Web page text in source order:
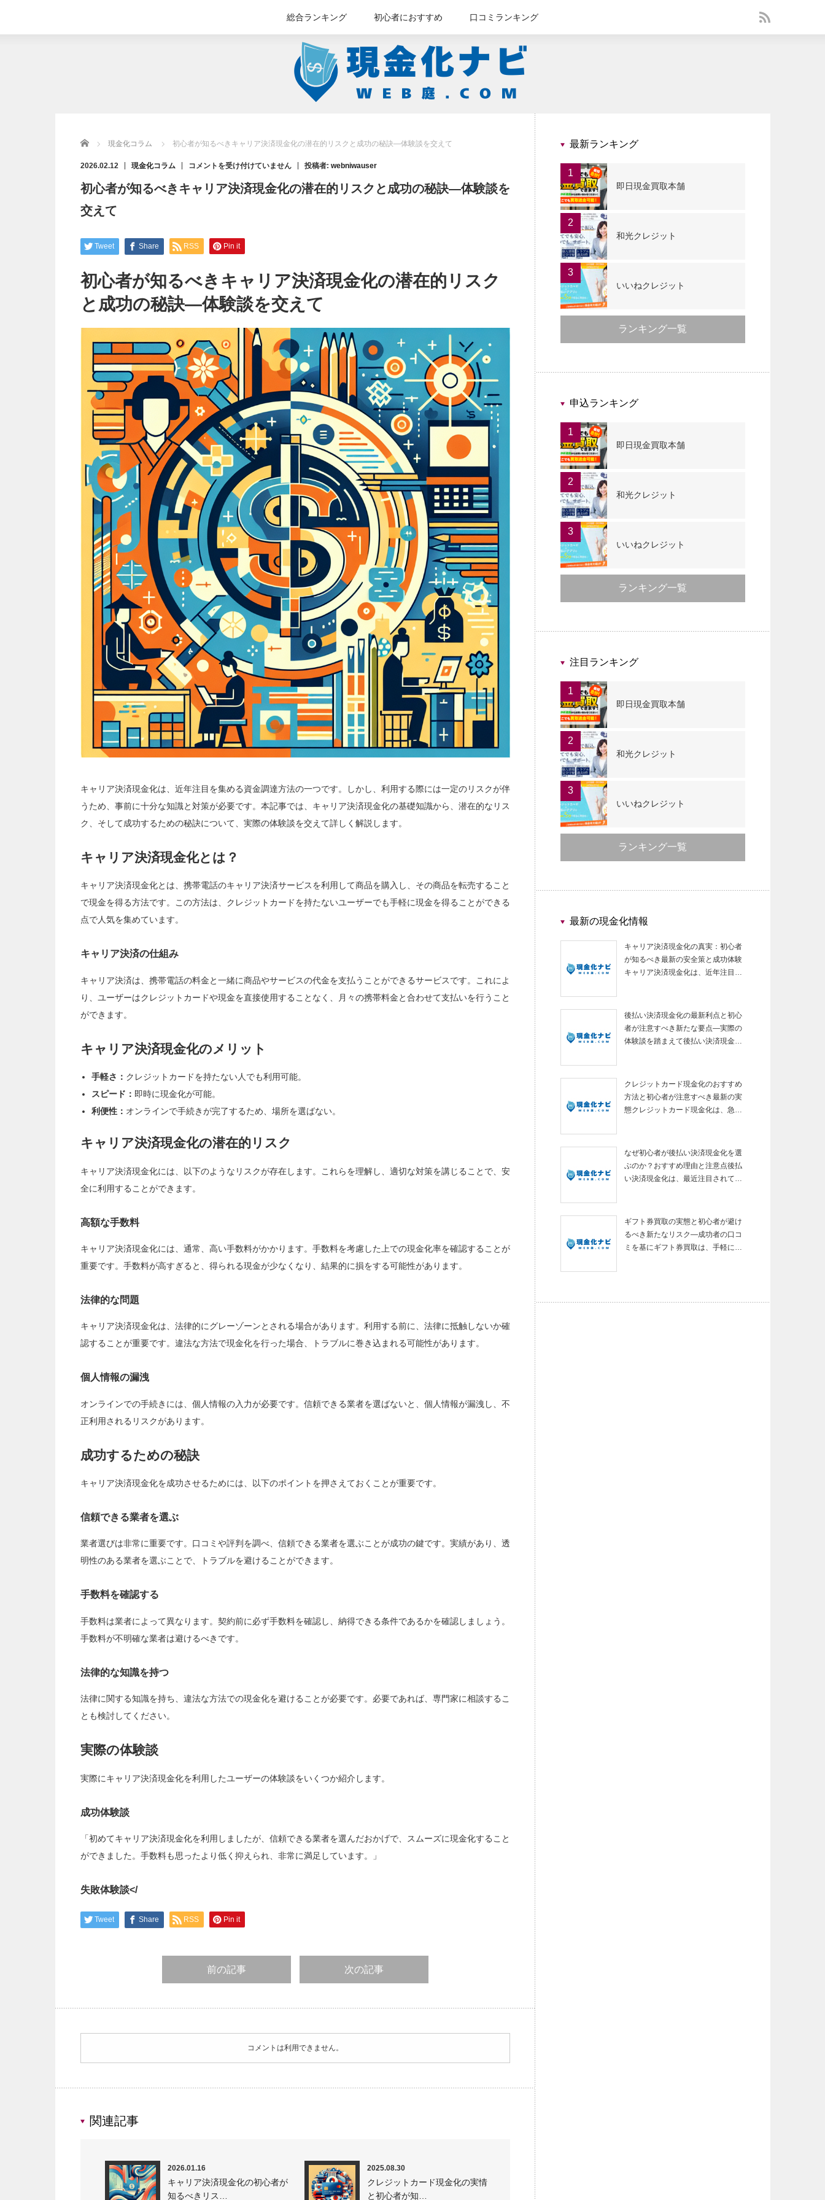
総合ランキング 初心者におすすめ 口コミランキング
Home 現金化コラム 初心者が知るべきキャリア決済現金化の潜在的リスクと成功の秘訣—体験談を交えて
2026.02.12 現金化コラム
初
が
リ
ア
決
金
化
在
ス
と
成
功
の
秘
訣
—
体
験
談
を
交
え
て
は
コメントを受け付けていません 投稿者: webniwauser
初心者が知るべきキャリア決済現金化の潜在的リスクと成功の秘訣—体験談を
交えて
Tweet Share RSS Pin it
初心者が知るべきキャリア決済現金化の潜在的リスク
と成功の秘訣—体験談を交えて
キャリア決済現金化は、近年注目を集める資金調達方法の一つです。しかし、利用する際には一定のリスクが伴
うため、事前に十分な知識と対策が必要です。本記事では、キャリア決済現金化の基礎知識から、潜在的なリス
ク、そして成功するための秘訣について、実際の体験談を交えて詳しく解説します。
キャリア決済現金化とは？
キャリア決済現金化とは、携帯電話のキャリア決済サービスを利用して商品を購入し、その商品を転売すること
で現金を得る方法です。この方法は、クレジットカードを持たないユーザーでも手軽に現金を得ることができる
点で人気を集めています。
キャリア決済の仕組み
キャリア決済は、携帯電話の料金と一緒に商品やサービスの代金を支払うことができるサービスです。これによ
り、ユーザーはクレジットカードや現金を直接使用することなく、月々の携帯料金と合わせて支払いを行うこと
ができます。
キャリア決済現金化のメリット
手軽さ： クレジットカードを持たない人でも利用可能。
スピード： 即時に現金化が可能。
利便性： オンラインで手続きが完了するため、場所を選ばない。
キャリア決済現金化の潜在的リスク
キャリア決済現金化には、以下のようなリスクが存在します。これらを理解し、適切な対策を講じることで、安
全に利用することができます。
高額な手数料
キャリア決済現金化には、通常、高い手数料がかかります。手数料を考慮した上での現金化率を確認することが
重要です。手数料が高すぎると、得られる現金が少なくなり、結果的に損をする可能性があります。
法律的な問題
キャリア決済現金化は、法律的にグレーゾーンとされる場合があります。利用する前に、法律に抵触しないか確
認することが重要です。違法な方法で現金化を行った場合、トラブルに巻き込まれる可能性があります。
個人情報の漏洩
オンラインでの手続きには、個人情報の入力が必要です。信頼できる業者を選ばないと、個人情報が漏洩し、不
正利用されるリスクがあります。
成功するための秘訣
キャリア決済現金化を成功させるためには、以下のポイントを押さえておくことが重要です。
信頼できる業者を選ぶ
業者選びは非常に重要です。口コミや評判を調べ、信頼できる業者を選ぶことが成功の鍵です。実績があり、透
明性のある業者を選ぶことで、トラブルを避けることができます。
手数料を確認する
手数料は業者によって異なります。契約前に必ず手数料を確認し、納得できる条件であるかを確認しましょう。
手数料が不明確な業者は避けるべきです。
法律的な知識を持つ
法律に関する知識を持ち、違法な方法での現金化を避けることが必要です。必要であれば、専門家に相談するこ
とも検討してください。
実際の体験談
実際にキャリア決済現金化を利用したユーザーの体験談をいくつか紹介します。
成功体験談
「初めてキャリア決済現金化を利用しましたが、信頼できる業者を選んだおかげで、スムーズに現金化すること
ができました。手数料も思ったより低く抑えられ、非常に満足しています。」
失敗体験談</
Tweet Share RSS Pin it
前の記事 次の記事
コメントは利用できません。
関連記事
2026.01.16
キャリア決済現金化の初心者が
知るべきリス…
2025.08.30
クレジットカード現金化の実情
と初心者が知…
最新ランキング
1
即日現金買取本舗
2
和光クレジット
3
いいねクレジット
ランキング一覧
申込ランキング
1
即日現金買取本舗
2
和光クレジット
3
いいねクレジット
ランキング一覧
注目ランキング
1
即日現金買取本舗
2
和光クレジット
3
いいねクレジット
ランキング一覧
最新の現金化情報
キャリア決済現金化の真実：初心者
が知るべき最新の安全策と成功体験
キャリア決済現金化は、近年注目…
後払い決済現金化の最新利点と初心
者が注意すべき新たな要点—実際の
体験談を踏まえて後払い決済現金…
クレジットカード現金化のおすすめ
方法と初心者が注意すべき最新の実
態クレジットカード現金化は、急…
なぜ初心者が後払い決済現金化を選
ぶのか？おすすめ理由と注意点後払
い決済現金化は、最近注目されて…
ギフト券買取の実態と初心者が避け
るべき新たなリスク—成功者の口コ
ミを基にギフト券買取は、手軽に…